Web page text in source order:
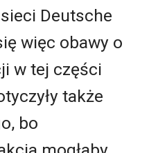
Deutsche
więc obawy o
w tej części
także
bo